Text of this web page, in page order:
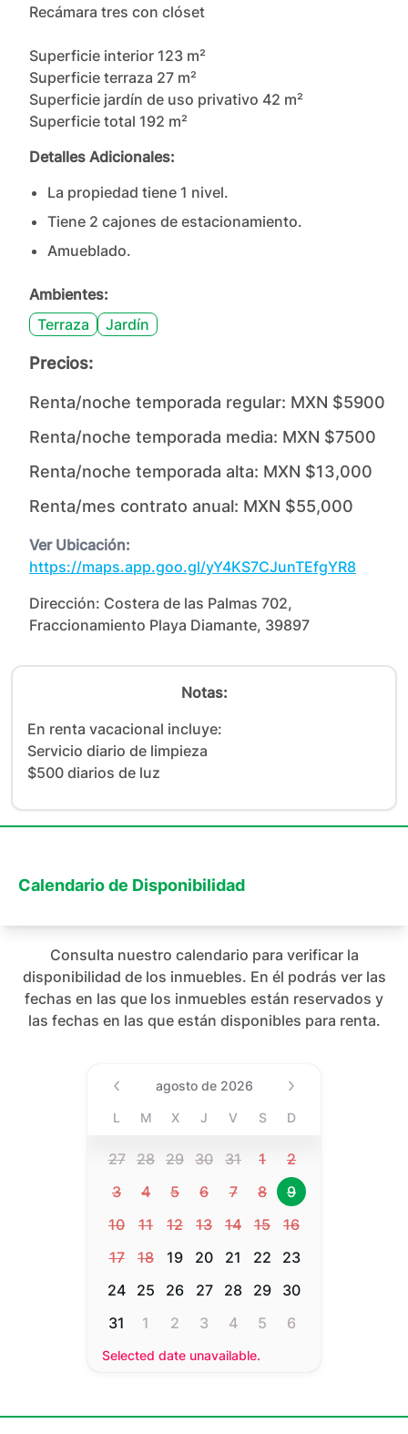
Recámara tres con clóset
Superficie interior 123 m²
Superficie terraza 27 m²
Superficie jardín de uso privativo 42 m²
Superficie total 192 m²
Detalles Adicionales:
La propiedad tiene 1 nivel.
Tiene 2 cajones de estacionamiento.
Amueblado.
Ambientes:
Terraza
Jardín
Precios:
Renta/noche temporada regular: MXN $5900
Renta/noche temporada media: MXN $7500
Renta/noche temporada alta: MXN $13,000
Renta/mes contrato anual: MXN $55,000
Ver Ubicación:
https://maps.app.goo.gl/yY4KS7CJunTEfgYR8
Dirección: Costera de las Palmas 702,
Fraccionamiento Playa Diamante, 39897
Notas:
En renta vacacional incluye:
Servicio diario de limpieza
$500 diarios de luz
Calendario de Disponibilidad
Consulta nuestro calendario para verificar la
disponibilidad de los inmuebles. En él podrás ver las
fechas en las que los inmuebles están reservados y
las fechas en las que están disponibles para renta.
Date (Min Date Value),
agosto de 2026
L M X J V S D
27 28 29 30 31 1
2
3
4 5 6 7 8
9
10
11 12 13 14 15
16
17
18 19 20 21 22
23
24
25 26 27 28 29
30
31
1 2 3 4 5 6
Selected date unavailable.